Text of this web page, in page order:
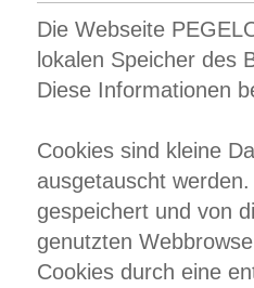
Die Webseite
lokalen Speicher des
Diese Informationen
Cookies sind kleine
ausgetauscht
gespeichert und von
genutzten
Cookies durch eine